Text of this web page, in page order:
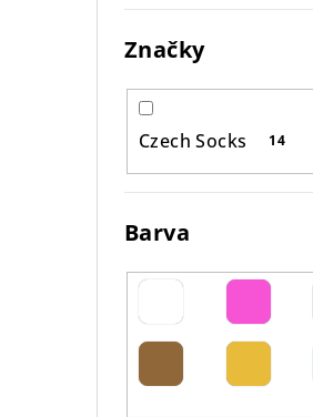
Značky
Czech Socks 14
Barva